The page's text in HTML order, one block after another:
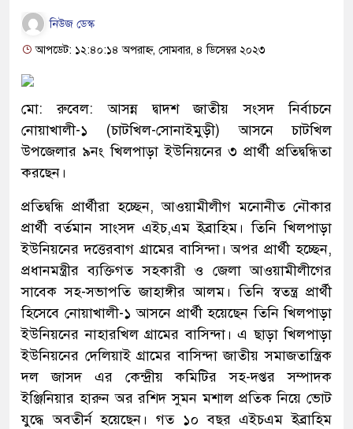
নিউজ ডেস্ক
আপডেট: ১২:৪০:১৪ অপরাহ্ন, সোমবার, ৪ ডিসেম্বর ২০২৩
মো: রুবেল: আসন্ন দ্বাদশ জাতীয় সংসদ নির্বাচনে
নোয়াখালী-১ (চাটখিল-সোনাইমুড়ী) আসনে চাটখিল
উপজেলার ৯নং খিলপাড়া ইউনিয়নের ৩ প্রার্থী প্রতিদ্বন্ধিতা
করছেন।
প্রতিদ্বন্ধি প্রার্থীরা হচ্ছেন, আওয়ামীলীগ মনোনীত নৌকার
প্রার্থী বর্তমান সাংসদ এইচ,এম ইব্রাহিম। তিনি খিলপাড়া
ইউনিয়নের দত্তেরবাগ গ্রামের বাসিন্দা। অপর প্রার্থী হচ্ছেন,
প্রধানমন্ত্রীর ব্যক্তিগত সহকারী ও জেলা আওয়ামীলীগের
সাবেক সহ-সভাপতি জাহাঙ্গীর আলম। তিনি স্বতন্ত্র প্রার্থী
হিসেবে নোয়াখালী-১ আসনে প্রার্থী হয়েছেন তিনি খিলপাড়া
ইউনিয়নের নাহারখিল গ্রামের বাসিন্দা। এ ছাড়া খিলপাড়া
ইউনিয়নের দেলিয়াই গ্রামের বাসিন্দা জাতীয় সমাজতান্ত্রিক
দল জাসদ এর কেন্দ্রীয় কমিটির সহ-দপ্তর সম্পাদক
ইঞ্জিনিয়ার হারুন অর রশিদ সুমন মশাল প্রতিক নিয়ে ভোট
যুদ্ধে অবতীর্ন হয়েছেন। গত ১০ বছর এইচএম ইব্রাহিম